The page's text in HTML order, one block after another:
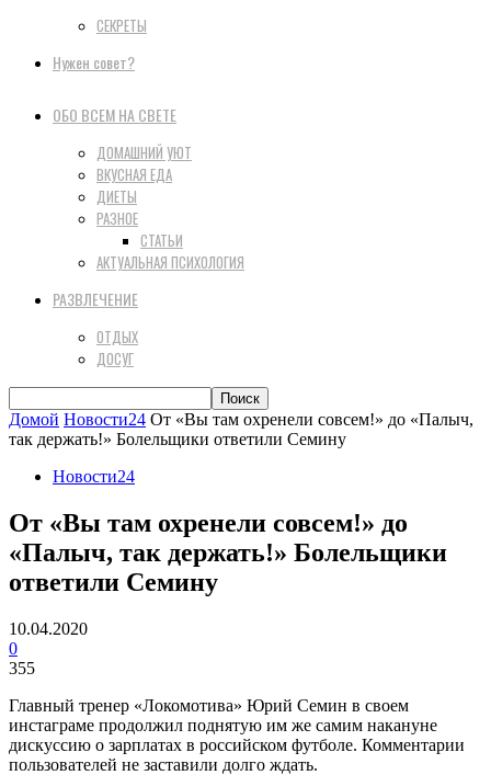
СЕКРЕТЫ
Нужен совет?
ОБО ВСЕМ НА СВЕТЕ
ДОМАШНИЙ УЮТ
ВКУСНАЯ ЕДА
ДИЕТЫ
РАЗНОЕ
СТАТЬИ
АКТУАЛЬНАЯ ПСИХОЛОГИЯ
РАЗВЛЕЧЕНИЕ
ОТДЫХ
ДОСУГ
Домой Новости24 От «Вы там охренели совсем!» до «Палыч,
так держать!» Болельщики ответили Семину
Новости24
От «Вы там охренели совсем!» до
«Палыч, так держать!» Болельщики
ответили Семину
10.04.2020
0
355
Главный тренер «Локомотива» Юрий Семин в своем
инстаграме продолжил поднятую им же самим накануне
дискуссию о зарплатах в российском футболе. Комментарии
пользователей не заставили долго ждать.